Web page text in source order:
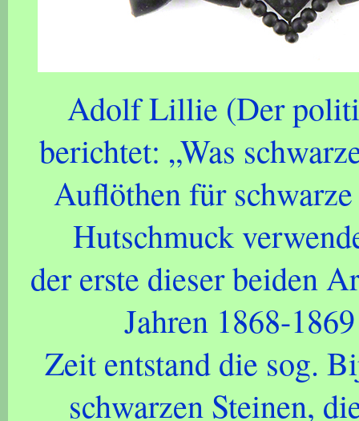
Adolf Lillie (Der
berichtet: „Was
Auflöthen für
Hutschmuck
der erste dieser beiden
Jahren 1868-
Zeit entstand die sog.
schwarzen Steinen,